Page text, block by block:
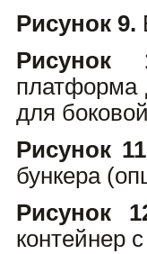
Рисунок 9.
Рисунок
платформа
для
Рисунок
бункера
Рисунок
контейнер